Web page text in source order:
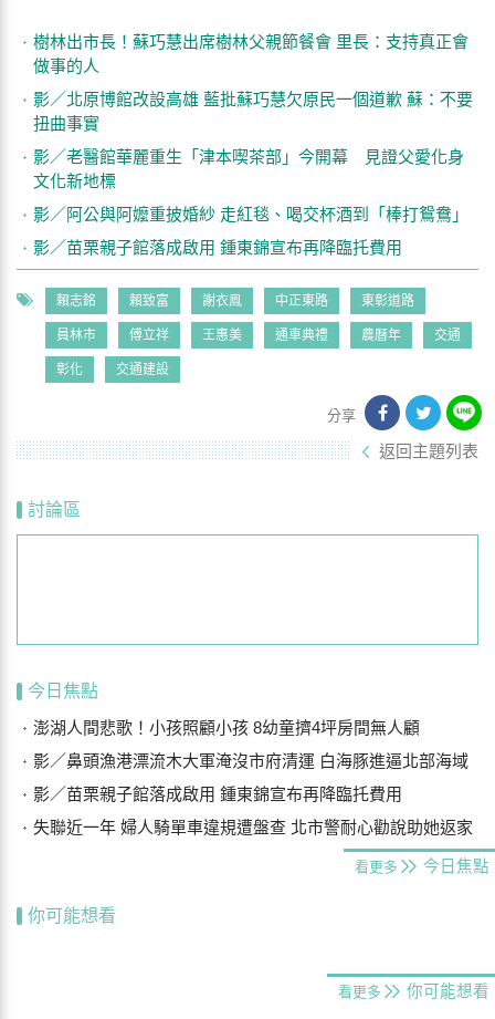
樹林出市長！蘇巧慧出席樹林父親節餐會 里長：支持真正會
做事的人
影／北原博館改設高雄 藍批蘇巧慧欠原民一個道歉 蘇：不要
扭曲事實
影／老醫館華麗重生「津本喫茶部」今開幕 見證父愛化身
文化新地標
影／阿公與阿嬤重披婚紗 走紅毯、喝交杯酒到「棒打鴛鴦」
影／苗栗親子館落成啟用 鍾東錦宣布再降臨托費用
賴志銘 賴致富 謝衣鳯 中正東路 東彰道路
員林市 傅立祥 王惠美 通車典禮 農曆年 交通
彰化 交通建設
分享
返回主題列表
討論區
今日焦點
澎湖人間悲歌！小孩照顧小孩 8幼童擠4坪房間無人顧
影／鼻頭漁港漂流木大軍淹沒市府清運 白海豚進逼北部海域
影／苗栗親子館落成啟用 鍾東錦宣布再降臨托費用
失聯近一年 婦人騎單車違規遭盤查 北市警耐心勸說助她返家
看更多 今日焦點
你可能想看
看更多 你可能想看